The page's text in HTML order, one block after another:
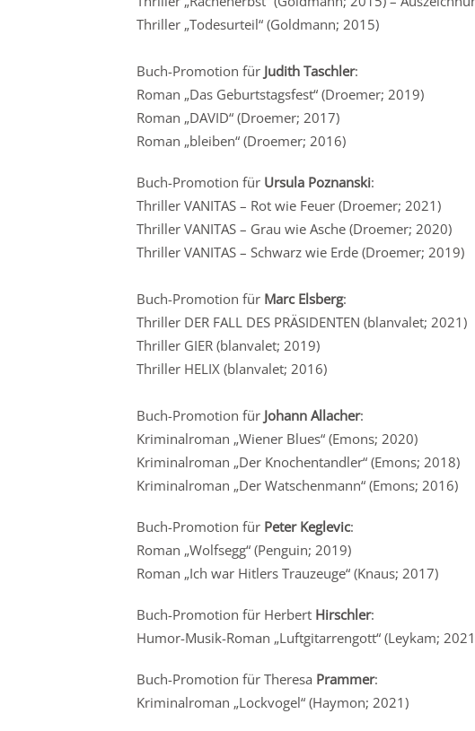
Thriller „Todesurteil“ (Goldmann; 2015)
Buch-Promotion für Judith Taschler:
Roman „Das Geburtstagsfest“ (Droemer; 2019)
Roman „DAVID“ (Droemer; 2017)
Roman „bleiben“ (Droemer; 2016)
Buch-Promotion für Ursula Poznanski:
Thriller VANITAS – Rot wie Feuer (Droemer; 2021)
Thriller VANITAS – Grau wie Asche (Droemer; 2020)
Thriller VANITAS – Schwarz wie Erde (Droemer; 2019)
Buch-Promotion für Marc Elsberg:
Thriller DER FALL DES PRÄSIDENTEN (blanvalet; 2021)
Thriller GIER (blanvalet; 2019)
Thriller HELIX (blanvalet; 2016)
Buch-Promotion für Johann Allacher:
Kriminalroman „Wiener Blues“ (Emons; 2020)
Kriminalroman „Der Knochentandler“ (Emons; 2018)
Kriminalroman „Der Watschenmann“ (Emons; 2016)
Buch-Promotion für Peter Keglevic:
Roman „Wolfsegg“ (Penguin; 2019)
Roman „Ich war Hitlers Trauzeuge“ (Knaus; 2017)
Buch-Promotion für Herbert Hirschler:
Humor-Musik-Roman „Luftgitarrengott“ (Leykam;
Buch-Promotion für Theresa Prammer:
Kriminalroman „Lockvogel“ (Haymon; 2021)